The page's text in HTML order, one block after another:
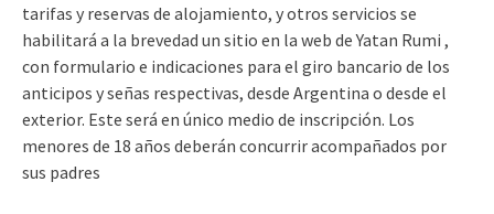
tarifas y reservas de alojamiento, y otros servicios se
habilitará a la brevedad un sitio en la web de Yatan Rumi ,
con formulario e indicaciones para el giro bancario de los
anticipos y señas respectivas, desde Argentina o desde el
exterior. Este será en único medio de inscripción. Los
menores de 18 años deberán concurrir acompañados por
sus padres